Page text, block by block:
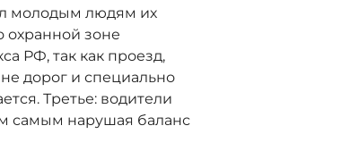
молодым людям их
охранной зоне
РФ, так как проезд,
дорог и специально
Третье: водители
самым нарушая баланс